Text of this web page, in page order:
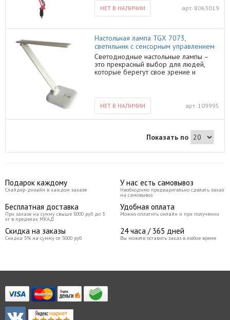
мощностью 60 Вт (не входит в
комплект). Габариты упаковки: коробка
НЕТ В НАЛИЧИИ арт. 8063019
Настольная лампа TGX 7073,
светильник с сенсорным управлением
Светодиодные настольные лампы –
это прекрасный выбор для людей,
которые берегут свое зрение и
работает на 30 светодиодах.
Управление сенсорное. Светодиодная
настольная лампа, LED лампа, LED
чертой современной настольной
лампы является не только яркость а и
способствуют минимальному
напряжению зрения человека.
Современный дизайн, стильная, легкая,
компактно складывается при
необходимости, цвет белый. Питание:
220 В Мощность: 6 Вт Блок
питания выходное напряжение/ток:
10В/0,5А Регулируемая яркость: 3
степени яркости Сенсорное
НЕТ В НАЛИЧИИ арт. 109995
Показать по
Подарок каждому
Слайдер-дизайн в каждом заказе
У нас есть самовывоз
Необходимо предварительно сделать заказ
на самовывоз
Бесплатная доставка
При заказе на сумму свыше 5000 руб до 3
кг в пределах МКАД
Удобная оплата
Можно оплатить онлайн и при получении
Скидка на заказы
Скидка 5% на сумму от 5000 руб
24 часа / 365 дней
Вы можете оставить заказ в любое время